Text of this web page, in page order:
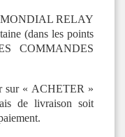
RELAY
(dans les points
COMMANDES
sur « ACHETER »
de livraison soit